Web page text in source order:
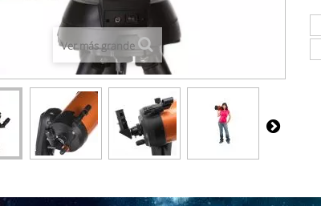
Ver más grande